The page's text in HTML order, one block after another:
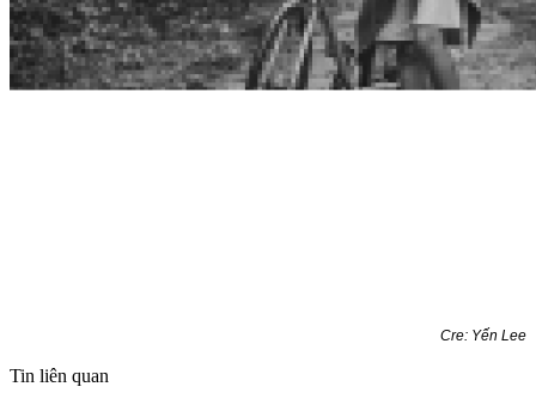
Cre: Yến Lee
Tin liên quan